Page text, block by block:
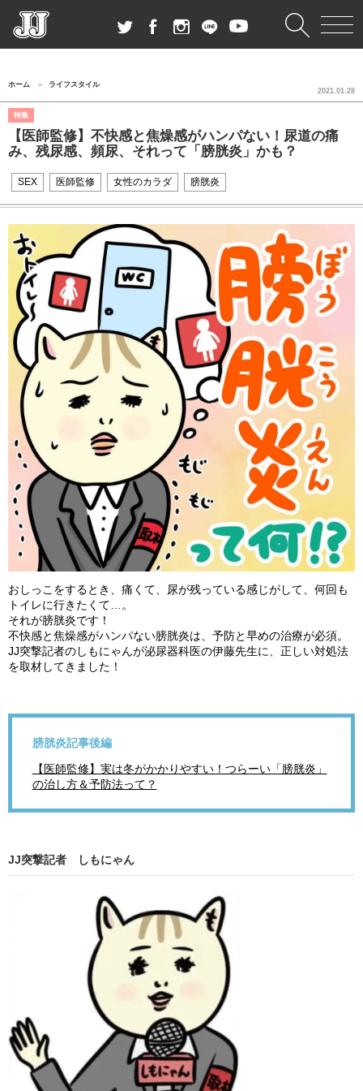
ホーム ライフスタイル
特集
【医師監修】不快感と焦燥感がハンパない！尿道の痛
み、残尿感、頻尿、それって「膀胱炎」かも？
2021.01.28
SEX 医師監修 女性のカラダ 膀胱炎
おしっこをするとき、痛くて、尿が残っている感じがして、何回も
トイレに行きたくて…。
それが膀胱炎です！
不快感と焦燥感がハンパない膀胱炎は、予防と早めの治療が必須。
JJ突撃記者のしもにゃんが泌尿器科医の伊藤先生に、正しい対処法
を取材してきました！
膀胱炎記事後編
【医師監修】実は冬がかかりやすい！つらーい「膀胱炎」
の治し方＆予防法って？
JJ突撃記者 しもにゃん